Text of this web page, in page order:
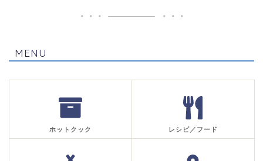
MENU
ホットクック レシピ／フード